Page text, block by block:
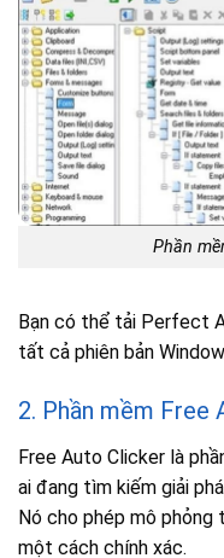
Phần
Bạn có thể tải Perfect
tất cả phiên bản
2. Phần mềm Free
Free Auto Clicker là
ai đang tìm kiếm giải
Nó cho phép mô
một cách chính xác.